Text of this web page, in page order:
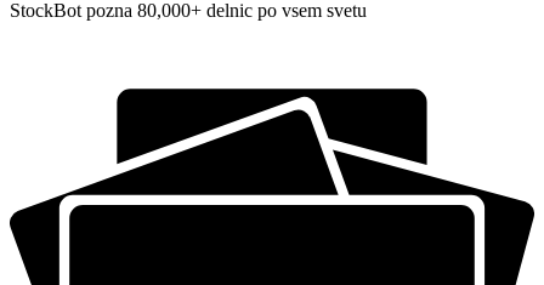
StockBot pozna 80,000+ delnic po vsem svetu